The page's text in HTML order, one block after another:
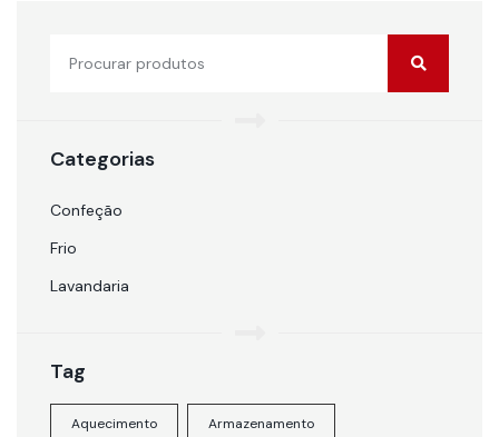
Categorias
Confeção
Frio
Lavandaria
Tag
Aquecimento Armazenamento